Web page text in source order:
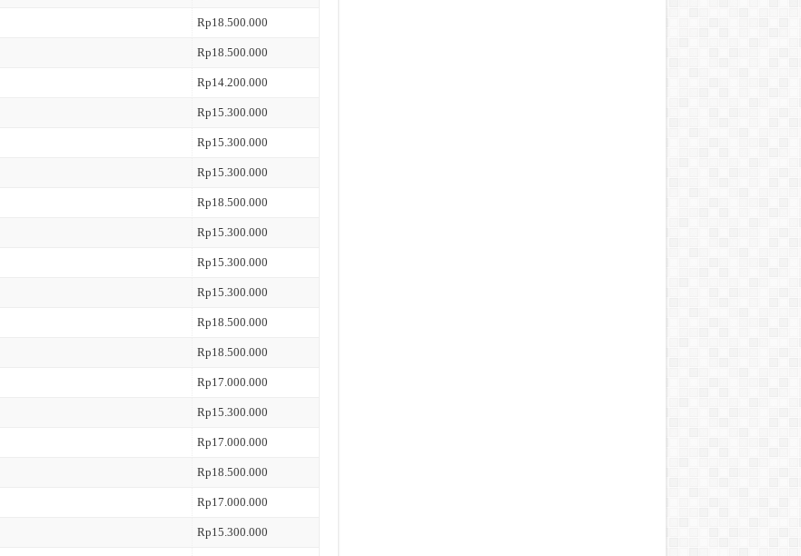
Rp18.500.000
Rp18.500.000
Rp14.200.000
Rp15.300.000
Rp15.300.000
Rp15.300.000
Rp18.500.000
Rp15.300.000
Rp15.300.000
Rp15.300.000
Rp18.500.000
Rp18.500.000
Rp17.000.000
Rp15.300.000
Rp17.000.000
Rp18.500.000
Rp17.000.000
Rp15.300.000